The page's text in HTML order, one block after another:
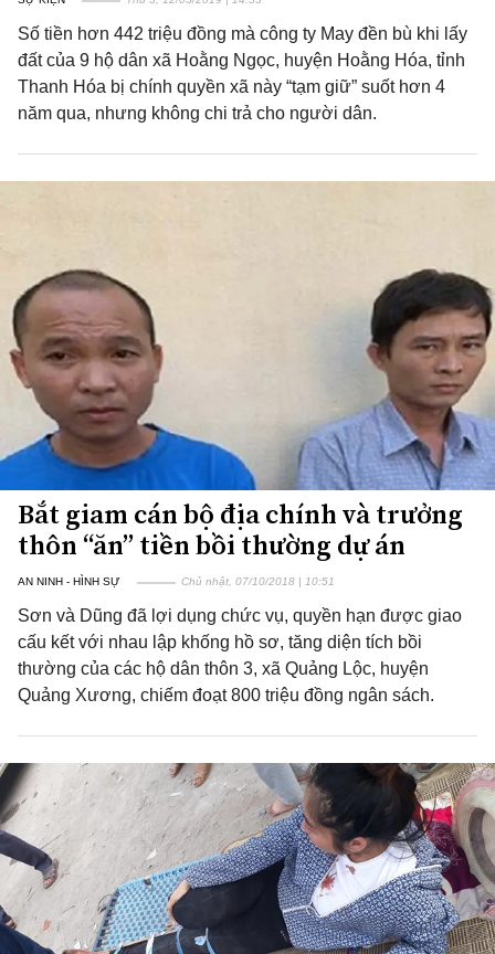
Số tiền hơn 442 triệu đồng mà công ty May đền bù khi lấy
đất của 9 hộ dân xã Hoằng Ngọc, huyện Hoằng Hóa, tỉnh
Thanh Hóa bị chính quyền xã này “tạm giữ” suốt hơn 4
năm qua, nhưng không chi trả cho người dân.
Bắt giam cán bộ địa chính và trưởng
thôn “ăn” tiền bồi thường dự án
AN NINH - HÌNH SỰ Chủ nhật, 07/10/2018 | 10:51
Sơn và Dũng đã lợi dụng chức vụ, quyền hạn được giao
cấu kết với nhau lập khống hồ sơ, tăng diện tích bồi
thường của các hộ dân thôn 3, xã Quảng Lộc, huyện
Quảng Xương, chiếm đoạt 800 triệu đồng ngân sách.